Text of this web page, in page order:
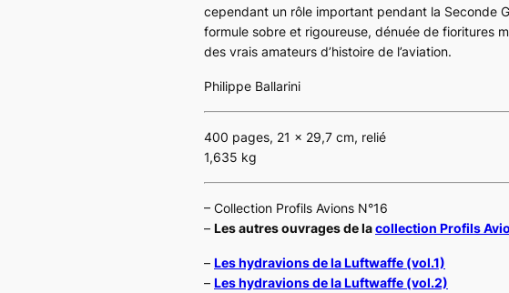
cependant un rôle important pendant la Seconde
formule sobre et rigoureuse, dénuée de fioritures
des vrais amateurs d’histoire de l’aviation.
Philippe Ballarini
400 pages, 21 x 29,7 cm, relié
1,635 kg
– Collection Profils Avions N°16
– Les autres ouvrages de lacollection Profils
– Les hydravions de laLuftwaffe (vol.1)
– Les hydravions de laLuftwaffe (vol.2)